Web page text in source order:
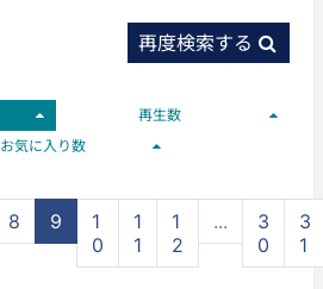
再度検索する
再生数
お気に入り数
8 9
1
0
1
1
1
2
...
3
0
3
1